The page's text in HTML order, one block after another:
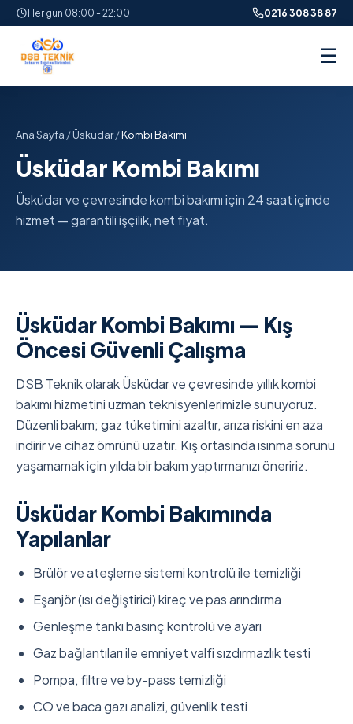
Her gün 08:00 - 22:00 0216 308 38 87
☰
Ana Sayfa /Üsküdar/Kombi Bakımı
Üsküdar Kombi Bakımı
Üsküdar ve çevresinde kombi bakımı için 24 saat içinde
hizmet — garantili işçilik, net fiyat.
Üsküdar Kombi Bakımı — Kış
Öncesi Güvenli Çalışma
DSB Teknik olarak Üsküdar ve çevresinde yıllık kombi
bakımı hizmetini uzman teknisyenlerimizle sunuyoruz.
Düzenli bakım; gaz tüketimini azaltır, arıza riskini en aza
indirir ve cihaz ömrünü uzatır. Kış ortasında ısınma sorunu
yaşamamak için yılda bir bakım yaptırmanızı öneririz.
Üsküdar Kombi Bakımında
Yapılanlar
Brülör ve ateşleme sistemi kontrolü ile temizliği
Eşanjör (ısı değiştirici) kireç ve pas arındırma
Genleşme tankı basınç kontrolü ve ayarı
Gaz bağlantıları ile emniyet valfi sızdırmazlık testi
Pompa, filtre ve by-pass temizliği
CO ve baca gazı analizi, güvenlik testi